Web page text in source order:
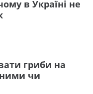
в Україні не
гриби на
чи